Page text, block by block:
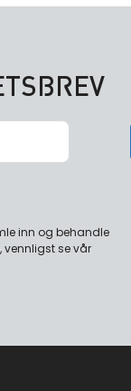
inn og behandle
vennligst se vår